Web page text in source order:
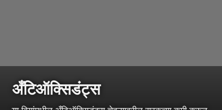
अँटिऑक्सिडंट्स